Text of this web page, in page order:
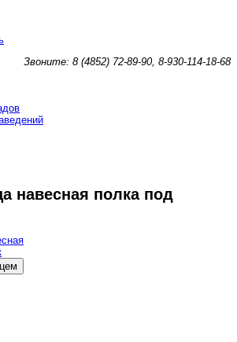
Звоните: 8 (4852) 72-89-90, 8-930-114-18-68
навесная полка под